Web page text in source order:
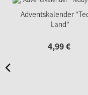
Adventskalender
Land"
4,99€